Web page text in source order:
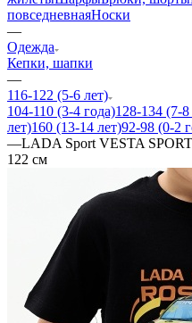
повседневнаяНоски
—
Одежда
Кепки, шапки
—
116-122 (5-6 лет)
104-110 (3-4 года)128-134 (7-8
лет)160 (13-14 лет)92-98 (0-2
—LADA Sport VESTA
122 см